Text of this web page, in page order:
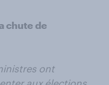
chute de
ont